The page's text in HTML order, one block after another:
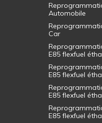
Automobile
Car
E85 flexfuel
E85 flexfuel
E85 flexfuel
E85 flexfuel